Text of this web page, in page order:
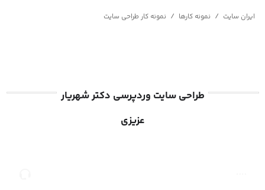
ایران سایت / نمونه کارها / نمونه کار طراحی سایت
طراحی سایت وردپرسی دکتر شهریار
عزیزی